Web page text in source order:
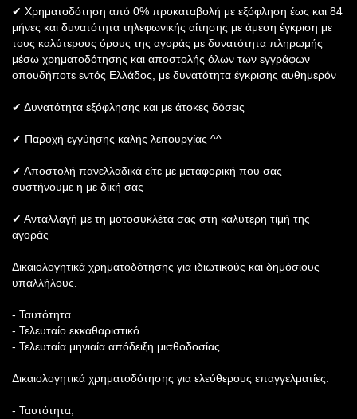
✔ Χρηματοδότηση από 0% προκαταβολή με εξόφληση έως και 84
μήνες και δυνατότητα τηλεφωνικής αίτησης με άμεση έγκριση με
τους καλύτερους όρους της αγοράς με δυνατότητα πληρωμής
μέσω χρηματοδότησης και αποστολής όλων των εγγράφων
οπουδήποτε εντός Ελλάδος, με δυνατότητα έγκρισης αυθημερόν
✔ Δυνατότητα εξόφλησης και με άτοκες δόσεις
✔ Παροχή εγγύησης καλής λειτουργίας ^^
✔ Αποστολή πανελλαδικά είτε με μεταφορική που σας
συστήνουμε η με δική σας
✔ Ανταλλαγή με τη μοτοσυκλέτα σας στη καλύτερη τιμή της
αγοράς
Δικαιολογητικά χρηματοδότησης για ιδιωτικούς και δημόσιους
υπαλλήλους.
- Ταυτότητα
- Τελευταίο εκκαθαριστικό
- Τελευταία μηνιαία απόδειξη μισθοδοσίας
Δικαιολογητικά χρηματοδότησης για ελεύθερους επαγγελματίες.
- Ταυτότητα,